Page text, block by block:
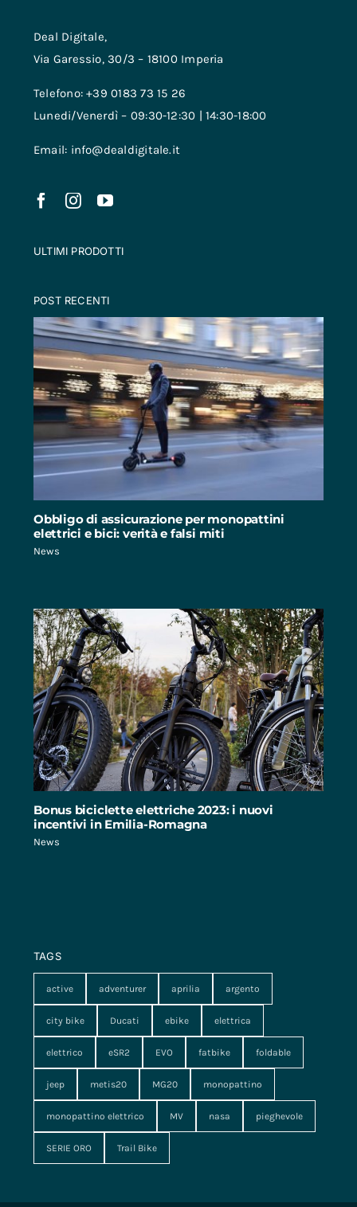
Deal Digitale,
Via Garessio, 30/3 – 18100 Imperia
Telefono: +39 0183 73 15 26
Lunedi/Venerdì – 09:30-12:30 | 14:30-18:00
Email: info@dealdigitale.it
ULTIMI PRODOTTI
POST RECENTI
Obbligo di assicurazione per monopattini
elettrici e bici: verità e falsi miti
News
Bonus biciclette elettriche 2023: i nuovi
incentivi in Emilia-Romagna
News
TAGS
active adventurer aprilia argento
city bike Ducati ebike elettrica
elettrico eSR2 EVO fatbike foldable
jeep metis20 MG20 monopattino
monopattino elettrico MV nasa pieghevole
SERIE ORO Trail Bike